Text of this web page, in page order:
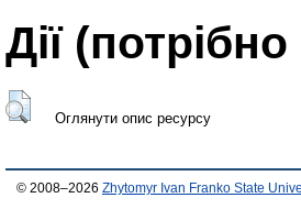
Дії
Оглянути опис ресурсу
© 2008–2026 Zhytomyr Ivan Franko State